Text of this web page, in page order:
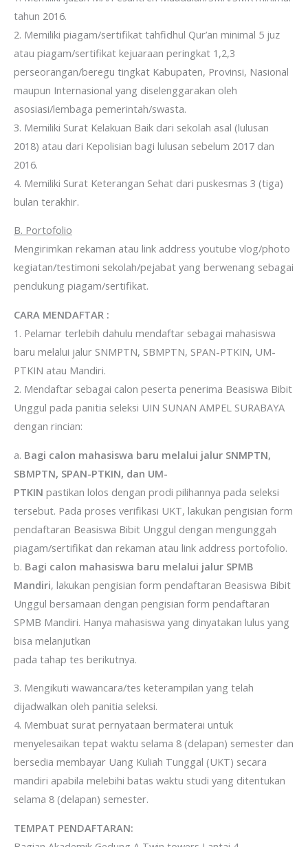
tahun 2016.
2. Memiliki piagam/sertifikat tahfidhul Qur’an minimal 5 juz
atau piagam/sertifikat kejuaraan peringkat 1,2,3
perseorangan/beregu tingkat Kabupaten, Provinsi, Nasional
maupun Internasional yang diselenggarakan oleh
asosiasi/lembaga pemerintah/swasta.
3. Memiliki Surat Kelakuan Baik dari sekolah asal (lulusan
2018) atau dari Kepolisian bagi lulusan sebelum 2017 dan
2016.
4. Memiliki Surat Keterangan Sehat dari puskesmas 3 (tiga)
bulan terakhir.
B. Portofolio
Mengirimkan rekaman atau link address youtube vlog/photo
kegiatan/testimoni sekolah/pejabat yang berwenang sebagai
pendukung piagam/sertifikat.
CARA MENDAFTAR :
1. Pelamar terlebih dahulu mendaftar sebagai mahasiswa
baru melalui jalur SNMPTN, SBMPTN, SPAN-PTKIN, UM-
PTKIN atau Mandiri.
2. Mendaftar sebagai calon peserta penerima Beasiswa Bibit
Unggul pada panitia seleksi UIN SUNAN AMPEL SURABAYA
dengan rincian:
a. Bagi calon mahasiswa baru melalui jalur SNMPTN,
SBMPTN, SPAN-PTKIN, dan UM-
PTKIN pastikan lolos dengan prodi pilihannya pada seleksi
tersebut. Pada proses verifikasi UKT, lakukan pengisian form
pendaftaran Beasiswa Bibit Unggul dengan mengunggah
piagam/sertifikat dan rekaman atau link address portofolio.
b. Bagi calon mahasiswa baru melalui jalur SPMB
Mandiri, lakukan pengisian form pendaftaran Beasiswa Bibit
Unggul bersamaan dengan pengisian form pendaftaran
SPMB Mandiri. Hanya mahasiswa yang dinyatakan lulus yang
bisa melanjutkan
pada tahap tes berikutnya.
3. Mengikuti wawancara/tes keterampilan yang telah
dijadwalkan oleh panitia seleksi.
4. Membuat surat pernyataan bermaterai untuk
menyelesaikan tepat waktu selama 8 (delapan) semester dan
bersedia membayar Uang Kuliah Tunggal (UKT) secara
mandiri apabila melebihi batas waktu studi yang ditentukan
selama 8 (delapan) semester.
TEMPAT PENDAFTARAN: